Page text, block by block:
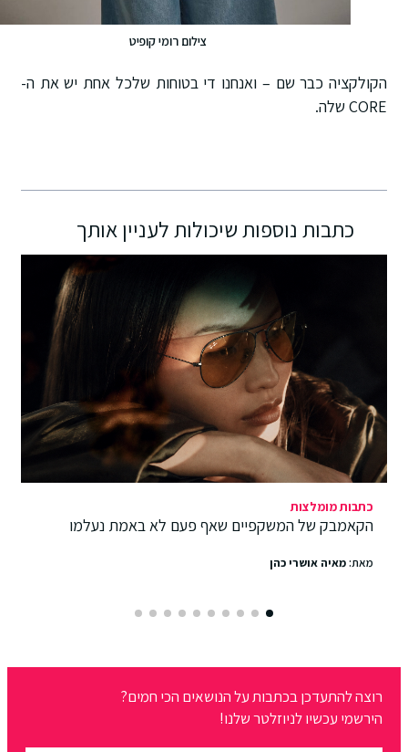
צילום רומי קופיט
הקולקציה כבר שם – ואנחנו די בטוחות שלכל אחת יש את ה-
CORE שלה.
כתבות נוספות שיכולות לעניין אותך
כתבות מומלצות
הקאמבק של המשקפיים שאף פעם לא באמת נעלמו
מאת:מאיה אושרי כהן
רוצה להתעדכן בכתבות על הנושאים הכי חמים?
הירשמי עכשיו לניוזלטר שלנו!